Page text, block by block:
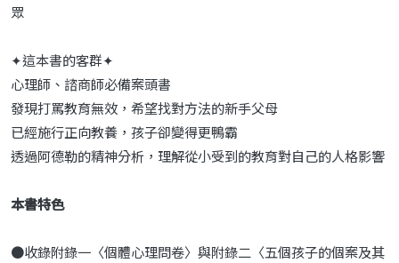
眾
✦這本書的客群✦
心理師、諮商師必備案頭書
發現打罵教育無效，希望找對方法的新手父母
已經施行正向教養，孩子卻變得更鴨霸
透過阿德勒的精神分析，理解從小受到的教育對自己的人格影響
本書特色
●收錄附錄一〈個體心理問卷〉與附錄二〈五個孩子的個案及其